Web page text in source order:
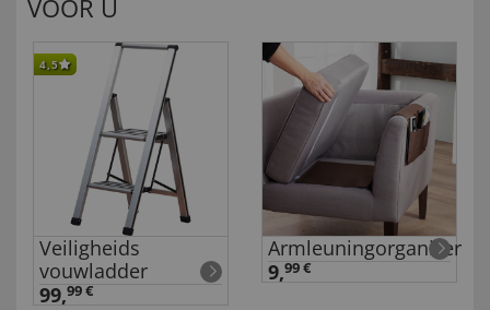
VOOR U
4,5
Veiligheids
vouwladder
99,99 €
Armleuningorganizer
9,99 €